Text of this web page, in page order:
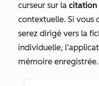
curseur sur la citation
contextuelle. Si vous
serez dirigé vers la
individuelle,
mémoire enregistrée.